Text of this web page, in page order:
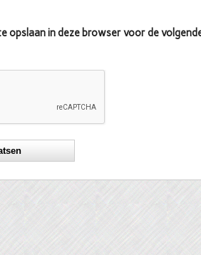
opslaan in deze browser voor de